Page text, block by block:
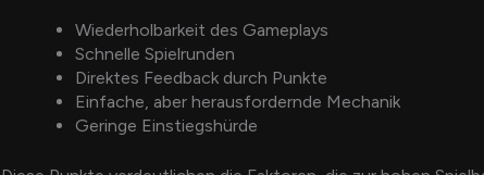
Wiederholbarkeit des Gameplays
Schnelle Spielrunden
Direktes Feedback durch Punkte
Einfache, aber herausfordernde Mechanik
Geringe Einstiegshürde